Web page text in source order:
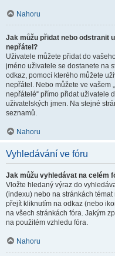
Nahoru
Jak můžu přidat nebo odstranit
nepřátel?
Uživatele můžete přidat do
jméno uživatele se dostanete na
odkaz, pomocí kterého můžete
nepřátel. Nebo můžete ve vašem
nepřátelé“ přímo přidat uživatele
uživatelských jmen. Na stejné
seznamů.
Nahoru
Vyhledávání ve fóru
Jak můžu vyhledávat na celém
Vložte hledaný výraz do
(indexu) nebo na stránkách
přejít kliknutím na odkaz (nebo
na všech stránkách fóra. Jakým
na použitém vzhledu fóra.
Nahoru